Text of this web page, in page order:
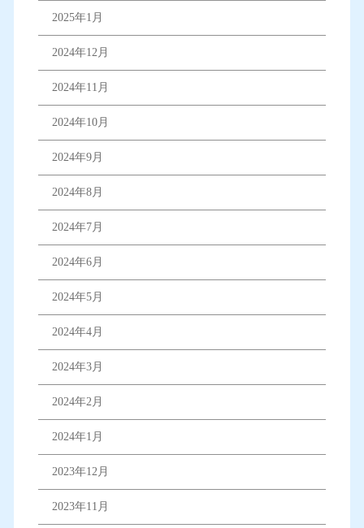
2025年1月
2024年12月
2024年11月
2024年10月
2024年9月
2024年8月
2024年7月
2024年6月
2024年5月
2024年4月
2024年3月
2024年2月
2024年1月
2023年12月
2023年11月